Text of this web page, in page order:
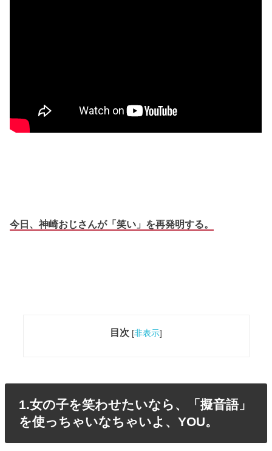
今日、神崎おじさんが「笑い」を再発明する。
目次 [非表示]
1.女の子を笑わせたいなら、「擬音語」
を使っちゃいなちゃいよ、YOU。